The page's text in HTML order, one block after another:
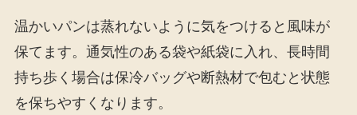
温かいパンは蒸れないように気をつけると風味が
保てます。通気性のある袋や紙袋に入れ、長時間
持ち歩く場合は保冷バッグや断熱材で包むと状態
を保ちやすくなります。